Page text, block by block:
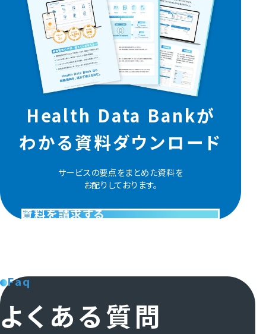
Health Data Bankが
わかる資料ダウンロード
サービスの要点をまとめた資料を
お配りしております。
資料を請求する
Faq
よくある質問